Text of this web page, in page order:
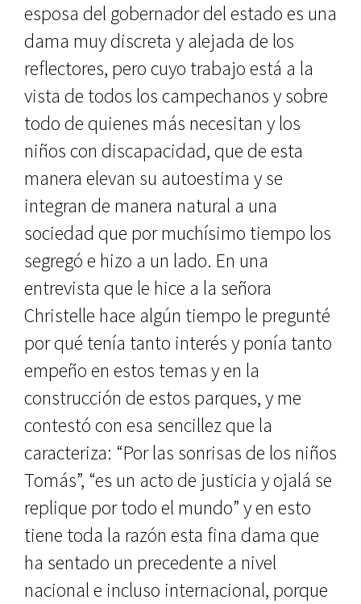
esposa del gobernador del estado es una
dama muy discreta y alejada de los
reflectores, pero cuyo trabajo está a la
vista de todos los campechanos y sobre
todo de quienes más necesitan y los
niños con discapacidad, que de esta
manera elevan su autoestima y se
integran de manera natural a una
sociedad que por muchísimo tiempo los
segregó e hizo a un lado. En una
entrevista que le hice a la señora
Christelle hace algún tiempo le pregunté
por qué tenía tanto interés y ponía tanto
empeño en estos temas y en la
construcción de estos parques, y me
contestó con esa sencillez que la
caracteriza: “Por las sonrisas de los niños
Tomás”, “es un acto de justicia y ojalá se
replique por todo el mundo” y en esto
tiene toda la razón esta fina dama que
ha sentado un precedente a nivel
nacional e incluso internacional, porque